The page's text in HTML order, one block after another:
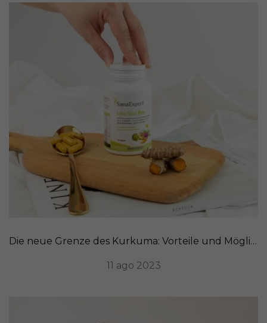
Die neue Grenze des Kurkuma: Vorteile und Möglichkeiten der Einnahme
11 ago 2023